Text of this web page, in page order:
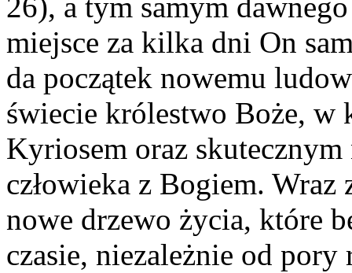
26), a tym samym
miejsce za kilka dni On
da początek nowemu
świecie królestwo Boże, w
Kyriosem oraz
człowieka z Bogiem. Wraz
nowe drzewo życia, które
czasie, niezależnie od